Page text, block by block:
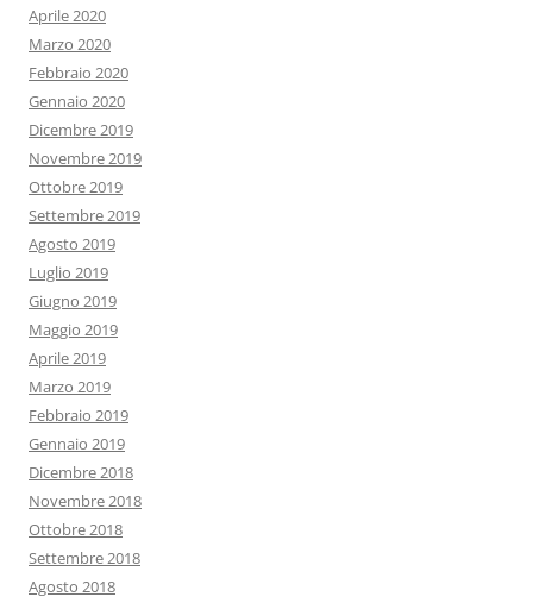
Aprile 2020
Marzo 2020
Febbraio 2020
Gennaio 2020
Dicembre 2019
Novembre 2019
Ottobre 2019
Settembre 2019
Agosto 2019
Luglio 2019
Giugno 2019
Maggio 2019
Aprile 2019
Marzo 2019
Febbraio 2019
Gennaio 2019
Dicembre 2018
Novembre 2018
Ottobre 2018
Settembre 2018
Agosto 2018